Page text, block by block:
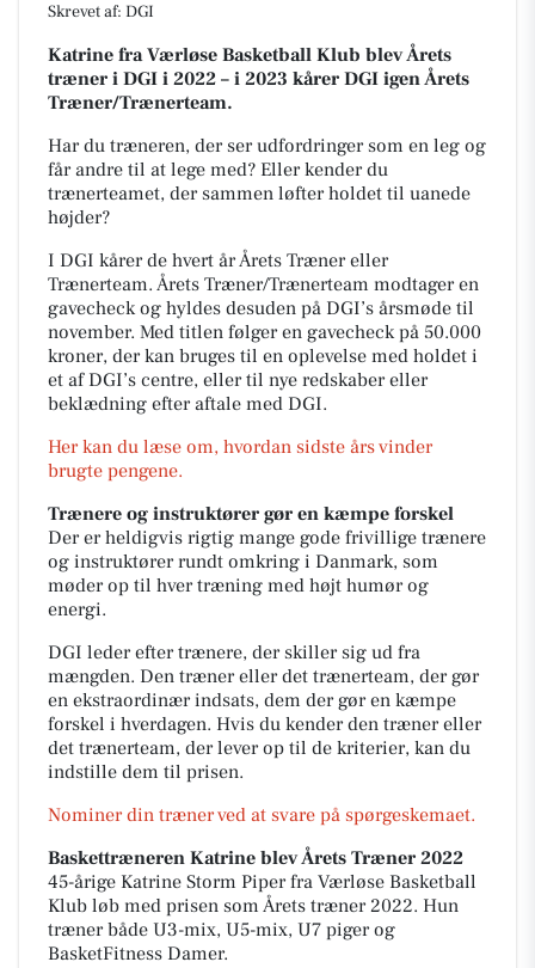
Skrevet af: DGI
Katrine fra Værløse Basketball Klub blev Årets
træner i DGI i 2022 – i 2023 kårer DGI igen Årets
Træner/Trænerteam.
Har du træneren, der ser udfordringer som en leg og
får andre til at lege med? Eller kender du
trænerteamet, der sammen løfter holdet til uanede
højder?
I DGI kårer de hvert år Årets Træner eller
Trænerteam. Årets Træner/Trænerteam modtager en
gavecheck og hyldes desuden på DGI’s årsmøde til
november. Med titlen følger en gavecheck på 50.000
kroner, der kan bruges til en oplevelse med holdet i
et af DGI’s centre, eller til nye redskaber eller
beklædning efter aftale med DGI.
Her kan du læse om, hvordan sidste års vinder
brugte pengene.
Trænere og instruktører gør en kæmpe forskel
Der er heldigvis rigtig mange gode frivillige trænere
og instruktører rundt omkring i Danmark, som
møder op til hver træning med højt humør og
energi.
DGI leder efter trænere, der skiller sig ud fra
mængden. Den træner eller det trænerteam, der gør
en ekstraordinær indsats, dem der gør en kæmpe
forskel i hverdagen. Hvis du kender den træner eller
det trænerteam, der lever op til de kriterier, kan du
indstille dem til prisen.
Nominer din træner ved at svare på spørgeskemaet.
Baskettræneren Katrine blev Årets Træner 2022
45-årige Katrine Storm Piper fra Værløse Basketball
Klub løb med prisen som Årets træner 2022. Hun
træner både U3-mix, U5-mix, U7 piger og
BasketFitness Damer.